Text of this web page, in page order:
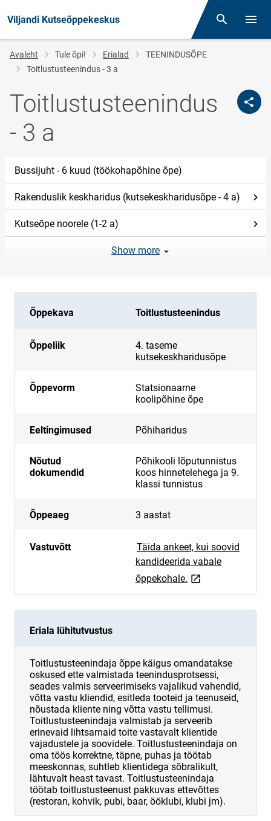
Viljandi Kutseõppekeskus Otsing
Jälglink
Avaleht Tule õpi! Erialad
TEENINDUSÕPE
Toitlustusteenindus - 3 a
Toitlustusteenindus
- 3 a
Bussijuht - 6 kuud (töökohapõhine õpe)
Rakenduslik keskharidus (kutsekeskharidusõpe - 4 a)
Kutseõpe noorele (1-2 a)
Show more
Õppekava Toitlustusteenindus
Õppeliik
4. taseme
kutsekeskharidusõpe
Õppevorm
Statsionaarne
koolipõhine õpe
Eeltingimused Põhiharidus
Nõutud
dokumendid
Põhikooli lõputunnistus
koos hinnetelehega ja 9.
klassi tunnistus
Õppeaeg 3 aastat
Vastuvõtt
Täida ankeet, kui soovid
kandideerida vabale
õppekohale. link opens on new
Eriala lühitutvustus
Toitlustusteenindaja õppe käigus omandatakse
oskused ette valmistada teenindusprotsessi,
seades valmis serveerimiseks vajalikud vahendid,
võtta vastu kliendid, esitleda tooteid ja teenuseid,
nõustada kliente ning võtta vastu tellimusi.
Toitlustusteenindaja valmistab ja serveerib
erinevaid lihtsamaid toite vastavalt klientide
vajadustele ja soovidele. Toitlustusteenindaja on
oma töös korrektne, täpne, puhas ja töötab
meeskonnas, suhtleb klientidega sõbralikult,
lähtuvalt heast tavast. Toitlustusteenindaja
töötab toitlustusteenust pakkuvas ettevõttes
(restoran, kohvik, pubi, baar, ööklubi, klubi jm).